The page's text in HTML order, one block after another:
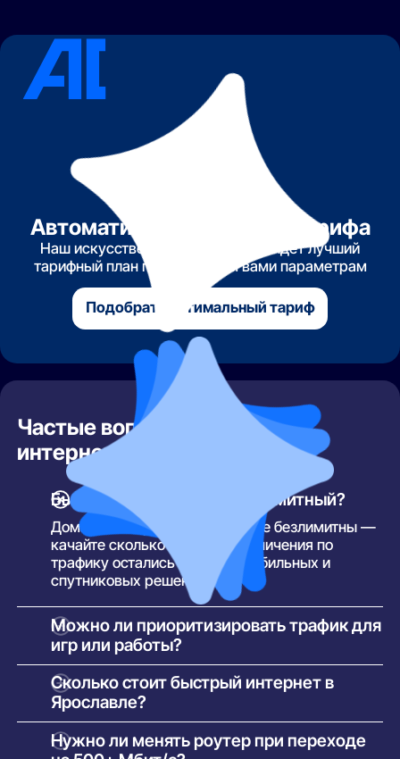
Автоматический подбор тарифа
Наш искусственный интеллект найдет лучший
тарифный план по указанным вами параметрам
Подобрать оптимальный тариф
Частые вопросы о быстром
интернете в Ярославле
Быстрый интернет — безлимитный?
Домашние тарифы в Ярославле безлимитны —
качайте сколько угодно. Ограничения по
трафику остались только у мобильных и
спутниковых решений.
Можно ли приоритизировать трафик для
игр или работы?
Общая, и это аргумент за скоростной тариф:
500+ Мбит/с снимают конкуренцию устройств
— каждый получает сколько нужно.
Сколько стоит быстрый интернет в
Ярославле?
По акциям скоростные тарифы почти догоняют
обычные: провайдеры продвигают оптику и
Нужно ли менять роутер при переходе